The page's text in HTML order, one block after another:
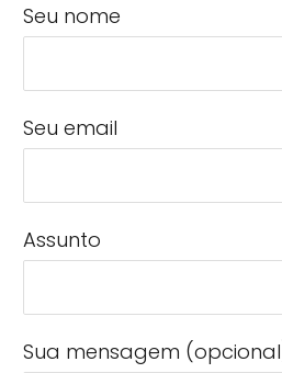
Seu nome
Seu email
Assunto
Sua mensagem